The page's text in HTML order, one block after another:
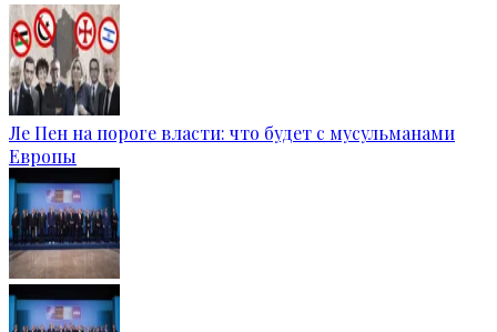
Ле Пен на пороге власти: что будет с мусульманами
Европы